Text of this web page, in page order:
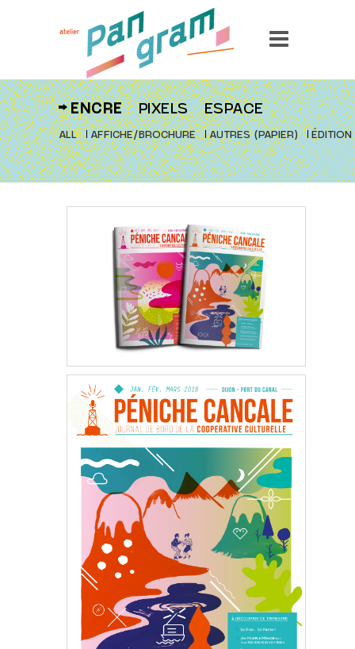
ENCRE PIXELS ESPACE
ALL AFFICHE/BROCHURE AUTRES (PAPIER) ÉDITION